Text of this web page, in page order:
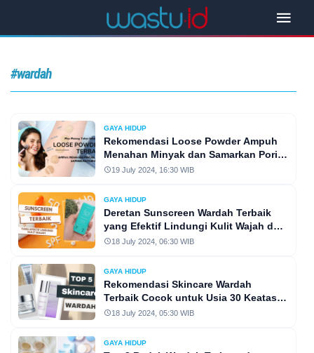
#wardah
GAYA HIDUP
Rekomendasi Loose Powder Ampuh
Menahan Minyak dan Samarkan Pori-
Pori Bikin Makeup Awet Sepanjang
19 July 2024, 16:30 WIB
GAYA HIDUP
Deretan Sunscreen Wardah Terbaik
yang Efektif Lindungi Kulit Wajah dari
Berbagai Permasalahan Kulit
18 July 2024, 06:30 WIB
GAYA HIDUP
Rekomendasi Skincare Wardah
Terbaik Cocok untuk Usia 30 Keatas
Bikin Tampil Awet Muda
18 July 2024, 05:30 WIB
GAYA HIDUP